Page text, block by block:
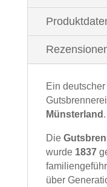
Ein
Gutsbrennerei
Münsterland .
Die
wurde 1837
über